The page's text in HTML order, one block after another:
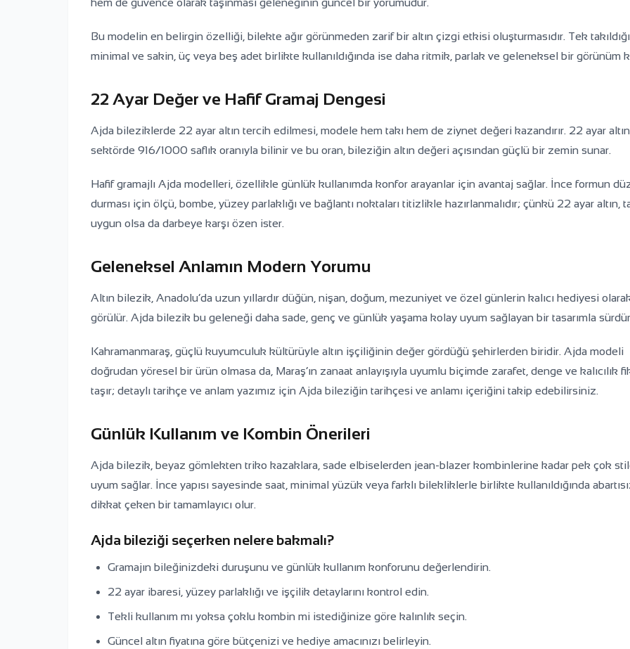
Bu modelin en belirgin özelliği, bilekte ağır görünmeden zarif bir altın çizgi etkisi oluşturmasıdır. Tek
minimal ve sakin, üç veya beş adet birlikte kullanıldığında ise daha ritmik, parlak ve geleneksel bir görünüm
22 Ayar Değer ve Hafif Gramaj Dengesi
Ajda bileziklerde 22 ayar altın tercih edilmesi, modele hem takı hem de ziynet değeri kazandırır. 22 ayar altın
sektörde 916/1000 saflık oranıyla bilinir ve bu oran, bileziğin altın değeri açısından güçlü bir zemin sunar.
Hafif gramajlı Ajda modelleri, özellikle günlük kullanımda konfor arayanlar için avantaj sağlar. İnce formun
durması için ölçü, bombe, yüzey parlaklığı ve bağlantı noktaları titizlikle hazırlanmalıdır; çünkü 22 ayar altın,
uygun olsa da darbeye karşı özen ister.
Geleneksel Anlamın Modern Yorumu
Altın bilezik, Anadolu’da uzun yıllardır düğün, nişan, doğum, mezuniyet ve özel günlerin kalıcı hediyesi
görülür. Ajda bilezik bu geleneği daha sade, genç ve günlük yaşama kolay uyum sağlayan bir tasarımla
Kahramanmaraş, güçlü kuyumculuk kültürüyle altın işçiliğinin değer gördüğü şehirlerden biridir. Ajda modeli
doğrudan yöresel bir ürün olmasa da, Maraş’ın zanaat anlayışıyla uyumlu biçimde zarafet, denge ve kalıcılık
taşır; detaylı tarihçe ve anlam yazımız için Ajda bileziğin tarihçesi ve anlamı içeriğini takip edebilirsiniz.
Günlük Kullanım ve Kombin Önerileri
Ajda bilezik, beyaz gömlekten triko kazaklara, sade elbiselerden jean-blazer kombinlerine kadar pek çok
uyum sağlar. İnce yapısı sayesinde saat, minimal yüzük veya farklı bilekliklerle birlikte kullanıldığında
dikkat çeken bir tamamlayıcı olur.
Ajda bileziği seçerken nelere bakmalı?
Gramajın bileğinizdeki duruşunu ve günlük kullanım konforunu değerlendirin.
22 ayar ibaresi, yüzey parlaklığı ve işçilik detaylarını kontrol edin.
Tekli kullanım mı yoksa çoklu kombin mi istediğinize göre kalınlık seçin.
Güncel altın fiyatına göre bütçenizi ve hediye amacınızı belirleyin.